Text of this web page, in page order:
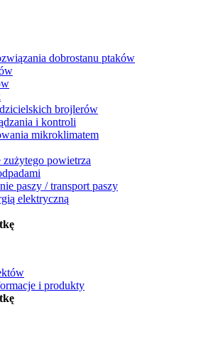
dobrostanu ptaków
brojlerów
i kontroli
mikroklimatem
zużytego powietrza
paszy / transport paszy
elektryczną
i produkty